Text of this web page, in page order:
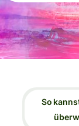
So